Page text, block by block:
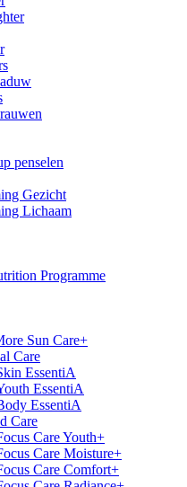
penselen
Gezicht
Lichaam
Programme
Sun Care+
Care
EssentiA
EssentiA
EssentiA
Care
Care Youth+
Care Moisture+
Care Comfort+